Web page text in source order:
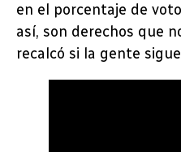
en el porcentaje de
así, son derechos que
recalcó si la gente